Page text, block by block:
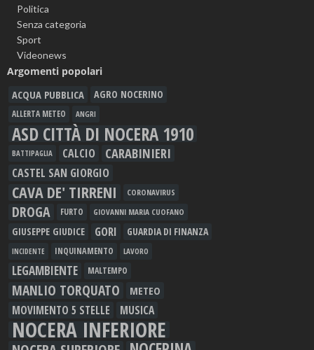
Politica
Senza categoria
Sport
Videonews
Argomenti popolari
ACQUA PUBBLICA AGRO NOCERINO
ALLERTA METEO ANGRI
ASD CITTÀ DI NOCERA 1910
BATTIPAGLIA CALCIO CARABINIERI
CASTEL SAN GIORGIO
CAVA DE' TIRRENI CORONAVIRUS
DROGA FURTO GIOVANNI MARIA CUOFANO
GIUSEPPE GIUDICE GORI GUARDIA DI FINANZA
INCIDENTE INQUINAMENTO LAVORO
LEGAMBIENTE MALTEMPO
MANLIO TORQUATO METEO
MOVIMENTO 5 STELLE MUSICA
NOCERA INFERIORE